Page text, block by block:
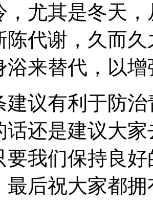
，尤其是冬天
陈代谢，久而
浴来替代，以
建议有利于防
话还是建议大
要我们保持良
最后祝大家都